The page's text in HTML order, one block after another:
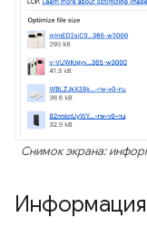
Снимок экрана: